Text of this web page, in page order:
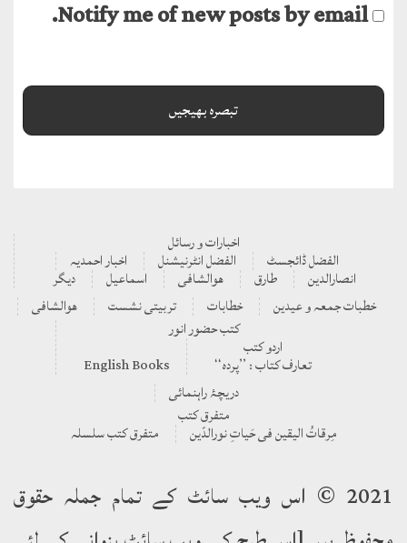
Notify me of new posts by email.
اخبارات و رسائل
الفضل ڈائجسٹ الفضل انٹرنیشنل اخبار احمدیہ
انصارالدین طارق ھوالشافی اسماعیل
دیگر
خطبات جمعہ و عیدین
خطابات تربیتی نشست
ھوالشافی
کتب حضور انور
اردو کتب
تعارف کتاب : ’’پردہ‘‘
English Books
دریچۂ راہنمائی
متفرق کتب
مِرقاتُ الیقین فی حَیاتِ نورالدّین متفرق کتب سلسلہ
2021 © اس ویب سائٹ کے تمام جملہ حقوق